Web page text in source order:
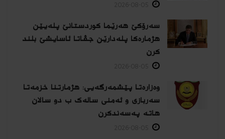
سەرۆکێ هەرێما کوردستانێ پلەیێن
هژمارەكا پلەدارێن جڤاتا ئاسایشێ بلند
كرن
وەزارەتا پێشمەرگەیی: هژمارتنا خزمەتا
سەربازی و ئەمنی سالەک ب دو سالان
هاتە پەسەندكرن